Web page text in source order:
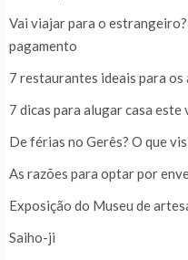
Vai viajar para o
pagamento
7 restaurantes ideais para os
7 dicas para alugar casa este
De férias no Gerês? O que
As razões para optar por
Exposição do Museu de
Saiho-ji